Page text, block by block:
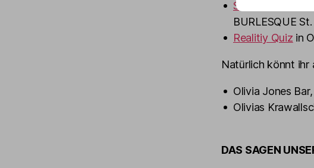
Shows
in
BURLESQUE
Realitiy Quiz in
Natürlich könnt ihr
Olivia Jones
Olivias
DAS SAGEN